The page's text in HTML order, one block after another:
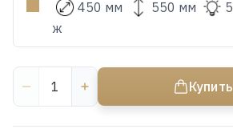
450 мм 550 мм 5
ж
Купить